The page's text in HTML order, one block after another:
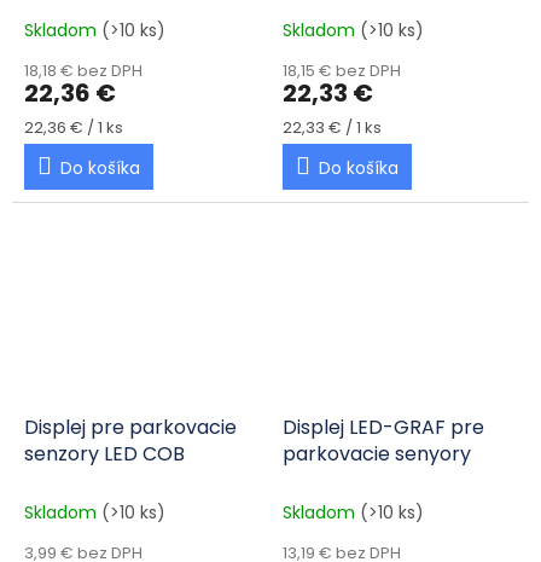
Skladom (>10 ks)
18,18 € bez DPH
22,36 €
Jednotková cena:
22,36 € / 1 ks
Do košíka
Skladom (>10 ks)
18,15 € bez DPH
22,33 €
Jednotková cena:
22,33 € / 1 ks
Do košíka
Displej pre parkovacie
senzory LED COB
Skladom (>10 ks)
3,99 € bez DPH
Displej LED-GRAF pre
parkovacie senyory
Skladom (>10 ks)
13,19 € bez DPH